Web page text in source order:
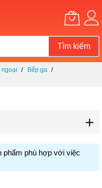
Tìm kiếm
ngoại
Bếp ga
phẩm phù hợp với việc